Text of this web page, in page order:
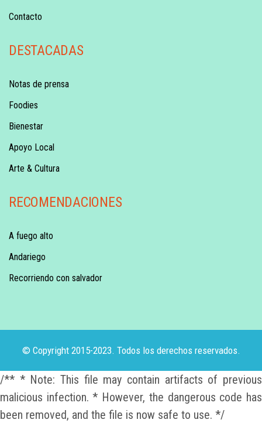
Contacto
DESTACADAS
Notas de prensa
Foodies
Bienestar
Apoyo Local
Arte & Cultura
RECOMENDACIONES
A fuego alto
Andariego
Recorriendo con salvador
© Copyright 2015-2023. Todos los derechos reservados.
/** * Note: This file may contain artifacts of previous
malicious infection. * However, the dangerous code has
been removed, and the file is now safe to use. */